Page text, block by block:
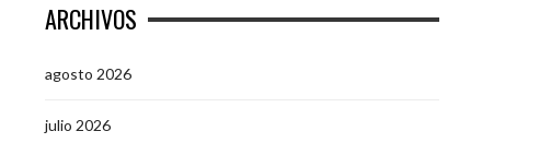
ARCHIVOS
agosto 2026
julio 2026